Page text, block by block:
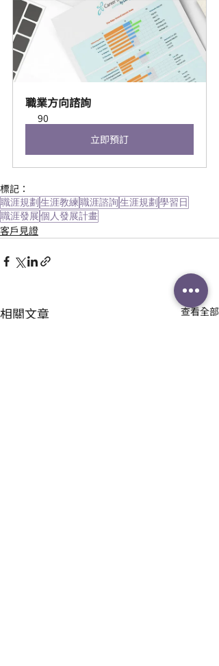
職業方向諮詢
90
立即預訂
標記：
職涯規劃 生涯教練 職涯諮詢 生涯規劃 學習日
職涯發展 個人發展計畫
客戶見證
相關文章 查看全部